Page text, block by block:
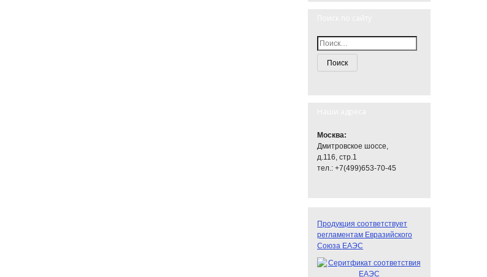
Москва:
Дмитровское шоссе,
д.116, стр.1
тел.: +7(499)653-70-45
Продукция соответствует
регламентам Евразийского
Союза ЕАЭС